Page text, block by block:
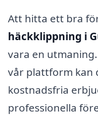
Att hitta ett bra
häckklippning i
vara en
vår plattform kan
kostnadsfria
professionella